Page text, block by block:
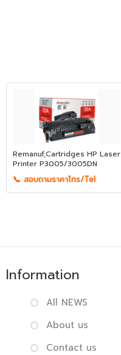
Remanuf,Cartridges HP Laser
Printer P3005/3005DN
📞 สอบถามราคาโทร/Tel
Information
All NEWS
About us
Contact us